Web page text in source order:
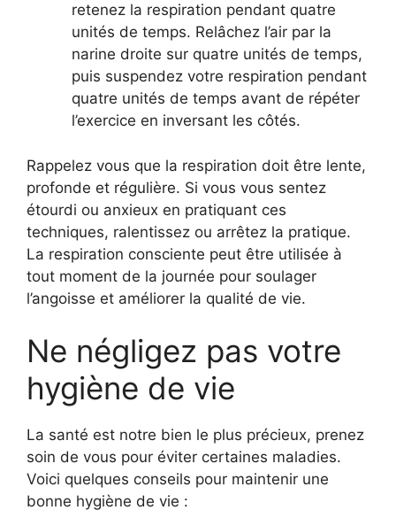
retenez la respiration pendant quatre
unités de temps. Relâchez l’air par la
narine droite sur quatre unités de temps,
puis suspendez votre respiration pendant
quatre unités de temps avant de répéter
l’exercice en inversant les côtés.
Rappelez vous que la respiration doit être lente,
profonde et régulière. Si vous vous sentez
étourdi ou anxieux en pratiquant ces
techniques, ralentissez ou arrêtez la pratique.
La respiration consciente peut être utilisée à
tout moment de la journée pour soulager
l’angoisse et améliorer la qualité de vie.
Ne négligez pas votre
hygiène de vie
La santé est notre bien le plus précieux, prenez
soin de vous pour éviter certaines maladies.
Voici quelques conseils pour maintenir une
bonne hygiène de vie :